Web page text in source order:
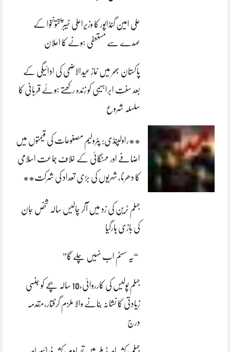
علی امین گنڈاپور کا وزیراعلیٰ خیبرپختونخوا کے
عہدے سے مستعفی ہونے کا اعلان
پاکستان بھر میں نمازِ عیدالاضحی کی ادائیگی کے
بعد سنتِ ابراہیمی کو زندہ رکھتے ہوئے قربانی کا
سلسلہ شروع
**راولپنڈی: پٹرولیم مصنوعات کی قیمتوں میں
اضافے اور مہنگائی کے خلاف جماعت اسلامی
کا دھرنا، شہریوں کی بڑی تعداد کی شرکت**
جہلم ٹرین کی زد میں آکر چالیس سالہ شخص جان
کی بازی ہارگیا
“یہ سسٹم اب نہیں چلے گا”
جہلم پولیس کی کارروائی،10 سالہ بچے کو جنسی
زیادتی کا نشانہ بنانے والا ملزم گرفتار،مقدمہ
درج